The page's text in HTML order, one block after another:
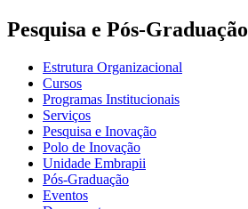
Pesquisa e Pós-Graduação
Estrutura Organizacional
Cursos
Programas Institucionais
Serviços
Pesquisa e Inovação
Polo de Inovação
Unidade Embrapii
Pós-Graduação
Eventos